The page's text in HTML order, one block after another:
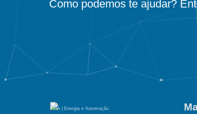
Como podemos te ajudar?
PMA | Energia e Automação